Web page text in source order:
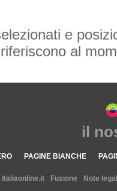
e
al
il
PAGINE BIANCHE
Italiaonline.it Fusione Note